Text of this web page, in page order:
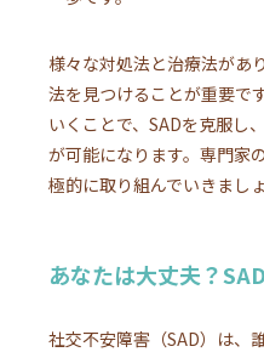
様々な対処法と治療法があ
法を見つけることが重要で
いくことで、SADを克服し
が可能になります。専門家
極的に取り組んでいきましょ
あなたは大丈夫？
社交不安障害（SAD）は、